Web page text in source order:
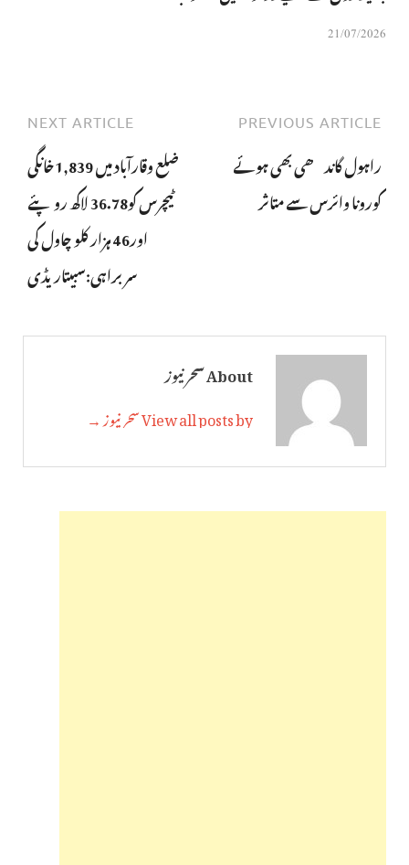
21/07/2026
PREVIOUS ARTICLE
راہول گاندھی بھی ہوئے
کورونا وائرس سے متاثر
NEXT ARTICLE
ضلع وقارآباد میں 1,839خانگی
ٹیچرس کو36.78 لاکھ روپئے
اور46 ہزار کلو چاول کی
سربراہی:سبیتاریڈی
About سحر نیوز
View all posts by سحر نیوز →